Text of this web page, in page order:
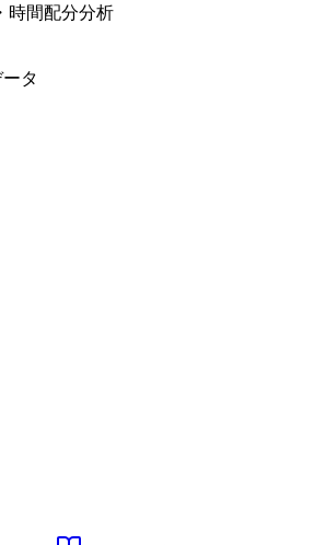
時間配分分析
タ